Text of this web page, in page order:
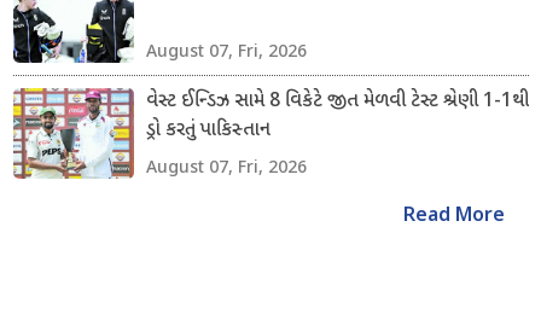
August 07, Fri, 2026
વેસ્ટ ઈન્ડિઝ સામે 8 વિકેટે જીત મેળવી ટેસ્ટ શ્રેણી 1-1થી
ડ્રો કરતું પાકિસ્તાન
August 07, Fri, 2026
Read More